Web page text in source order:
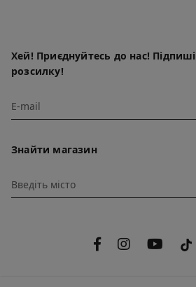
Хей! Приєднуйтесь до нас!
розсилку!
Знайти магазин